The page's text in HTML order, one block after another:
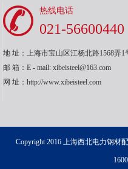
热线电话
021-56600440
地 址：上海市宝山区江杨北路1568弄1
邮 箱：E - mail: xibeisteel@163.com
网 址：http://www.xibeisteel.com
Copyright 2016 上海西北电力钢材